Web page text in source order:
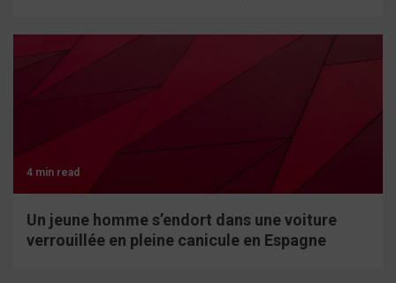
4 min read
Un jeune homme s’endort dans une voiture
verrouillée en pleine canicule en Espagne